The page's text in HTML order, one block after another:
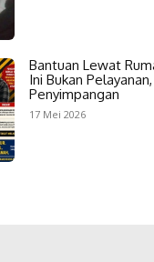
Bantuan Lewat
Ini Bukan
Penyimpangan
17 Mei 2026